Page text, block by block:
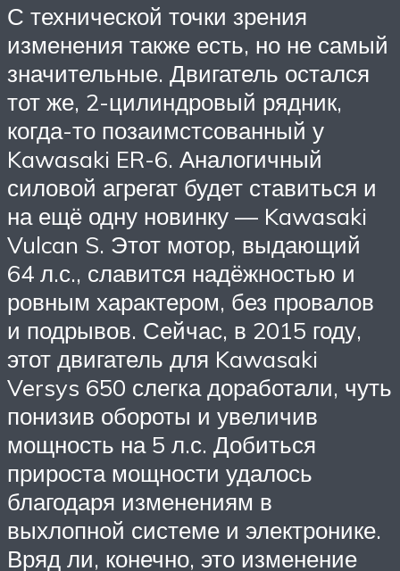
С технической точки зрения
изменения также есть, но не самый
значительные. Двигатель остался
тот же, 2-цилиндровый рядник,
когда-то позаимстсованный у
Kawasaki ER-6. Аналогичный
силовой агрегат будет ставиться и
на ещё одну новинку — Kawasaki
Vulcan S. Этот мотор, выдающий
64 л.с., славится надёжностью и
ровным характером, без провалов
и подрывов. Сейчас, в 2015 году,
этот двигатель для Kawasaki
Versys 650 слегка доработали, чуть
понизив обороты и увеличив
мощность на 5 л.с. Добиться
прироста мощности удалось
благодаря изменениям в
выхлопной системе и электронике.
Вряд ли, конечно, это изменение